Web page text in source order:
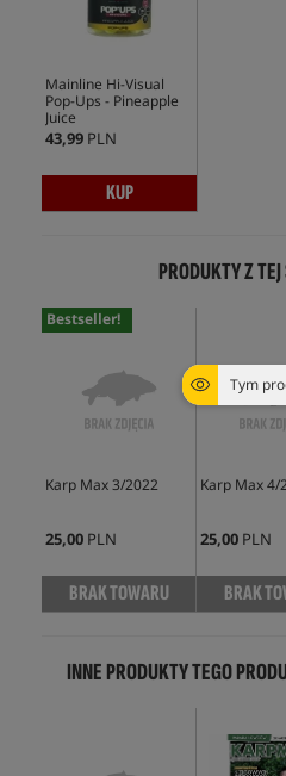
Tym
Mainline Hi-Visual
Pop-Ups - Pineapple
Juice
43,99 PLN
KUP
PRODUKTY Z
Bestseller!
Karp Max 3/2022
25,00 PLN
BRAK TOWARU
Karp Max 4/
25,00 PLN
BRAK
INNE PRODUKTY TEGO